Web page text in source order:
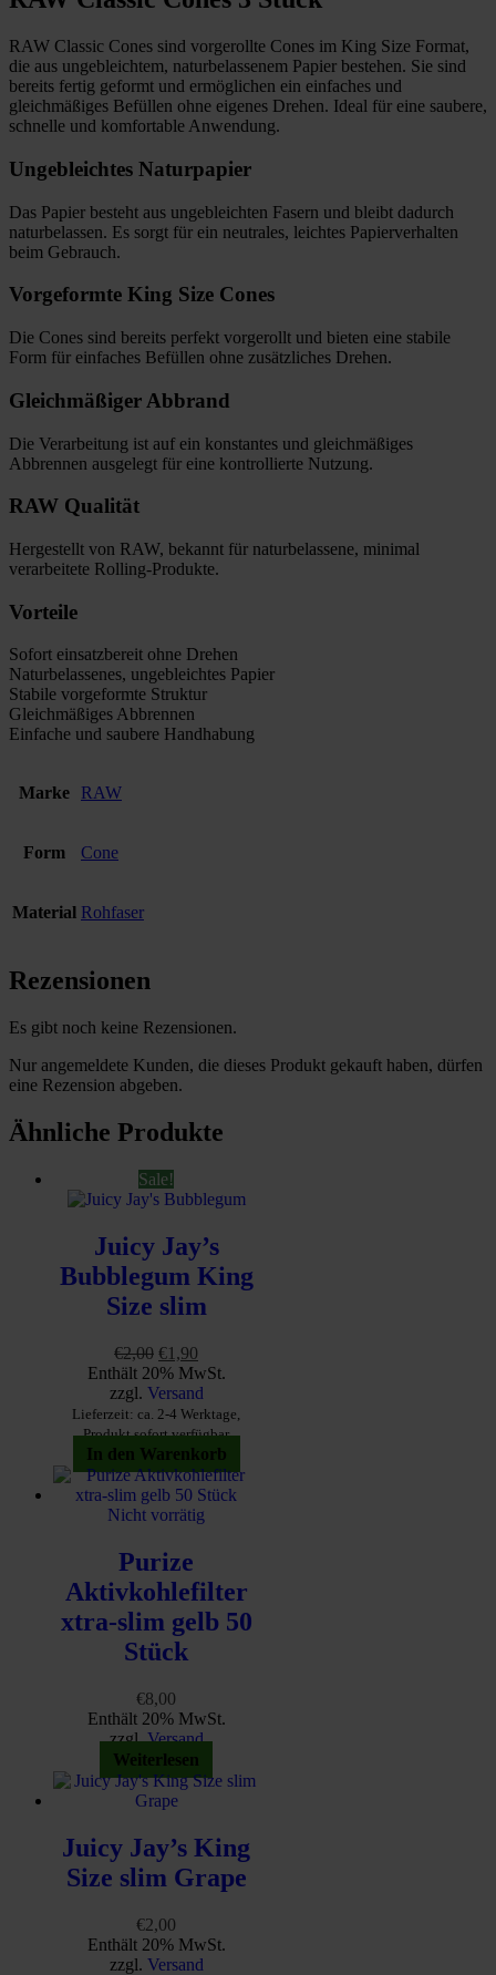
RAW Classic Cones sind vorgerollte Cones im King Size Format,
die aus ungebleichtem, naturbelassenem Papier bestehen. Sie sind
bereits fertig geformt und ermöglichen ein einfaches und
gleichmäßiges Befüllen ohne eigenes Drehen. Ideal für eine saubere,
schnelle und komfortable Anwendung.
Ungebleichtes Naturpapier
Das Papier besteht aus ungebleichten Fasern und bleibt dadurch
naturbelassen. Es sorgt für ein neutrales, leichtes Papierverhalten
beim Gebrauch.
Vorgeformte King Size Cones
Die Cones sind bereits perfekt vorgerollt und bieten eine stabile
Form für einfaches Befüllen ohne zusätzliches Drehen.
Gleichmäßiger Abbrand
Die Verarbeitung ist auf ein konstantes und gleichmäßiges
Abbrennen ausgelegt für eine kontrollierte Nutzung.
RAW Qualität
Hergestellt von RAW, bekannt für naturbelassene, minimal
verarbeitete Rolling-Produkte.
Vorteile
Sofort einsatzbereit ohne Drehen
Naturbelassenes, ungebleichtes Papier
Stabile vorgeformte Struktur
Gleichmäßiges Abbrennen
Einfache und saubere Handhabung
Marke RAW
Form Cone
Material Rohfaser
Rezensionen
Es gibt noch keine Rezensionen.
Nur angemeldete Kunden, die dieses Produkt gekauft haben, dürfen
eine Rezension abgeben.
Ähnliche Produkte
Sale!
Juicy Jay’s
Bubblegum King
Size slim
€2,00 Ursprünglicher
Preis
war:
€2,00
€1,90
Preis
ist:
€1,90.
Enthält 20% MwSt.
zzgl. Versand
Lieferzeit: ca. 2-4 Werktage,
Produkt sofort verfügbar
In den Warenkorb
Nicht vorrätig
Purize
Aktivkohlefilter
xtra-slim gelb 50
Stück
€8,00
Enthält 20% MwSt.
zzgl.Versand
Weiterlesen
Juicy Jay’s King
Size slim Grape
€2,00
Enthält 20% MwSt.
zzgl. Versand